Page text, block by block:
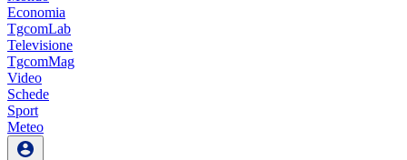
Economia
TgcomLab
Televisione
TgcomMag
Video
Schede
Sport
Meteo